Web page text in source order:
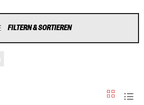
FILTERN & SORTIEREN